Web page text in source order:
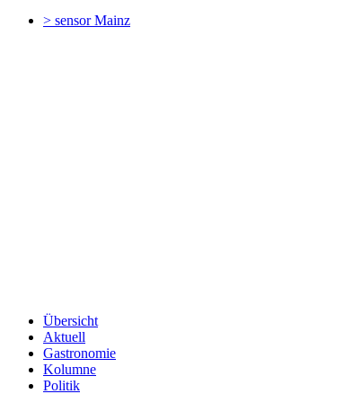
> sensorMainz
Übersicht
Aktuell
Gastronomie
Kolumne
Politik